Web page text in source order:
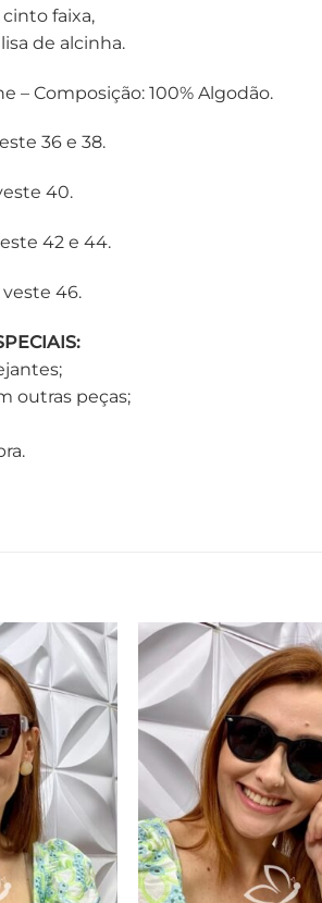
faixa,
de alcinha.
– Composição: 100% Algodão.
36 e 38.
40.
42 e 44.
46.
outras peças;
Adicionar
à Lista